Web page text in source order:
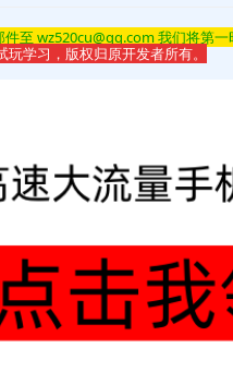
至 wz520cu@qq.com 我们将第一
学习，版权归原开发者所有。